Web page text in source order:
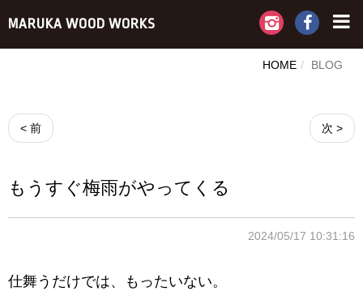
MARUKA WOOD WORKS
HOME BLOG
< 前 次 >
もうすぐ梅雨がやってくる
2024/05/17 10:31:16
仕舞うだけでは、もったいない。